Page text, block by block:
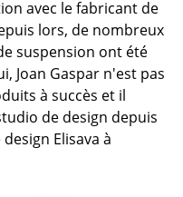
avec le fabricant de
lors, de nombreux
suspension ont été
Joan Gaspar n'est pas
à succès et il
de design depuis
Elisava à